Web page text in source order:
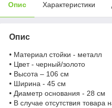
Опис Характеристики
Опис
• Материал стойки - металл
• Цвет - черный/золото
• Высота – 106 см
• Ширина - 45 см
• Диаметр основания - 28 см
• В случае отсутствия товара